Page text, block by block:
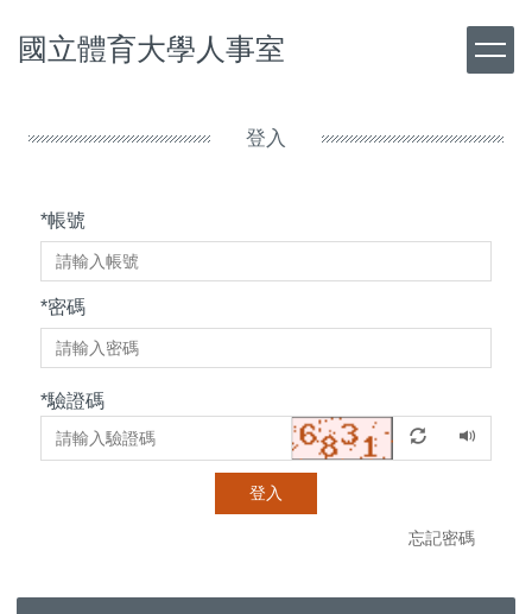
到
主
國立體育大學人事室
登入
*帳號
*密碼
*驗證碼
登入
忘記密碼